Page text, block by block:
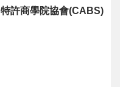
特許商學院協會(CABS)